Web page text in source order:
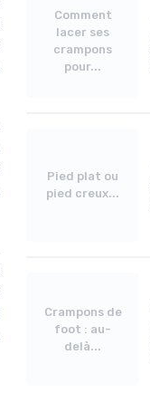
Comment
lacer ses
crampons
pour...
Pied plat ou
pied creux...
Crampons de
foot : au-
delà...